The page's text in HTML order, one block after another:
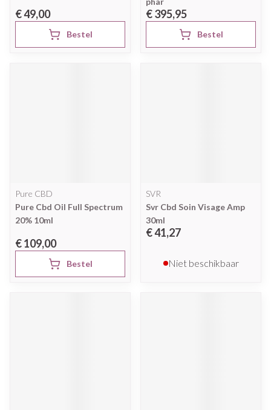
€ 49,00
Bestel
€ 395,95
Bestel
Pure CBD
Pure Cbd Oil Full Spectrum
20% 10ml
€ 109,00
Bestel
SVR
Svr Cbd Soin Visage Amp
30ml
€ 41,27
Niet beschikbaar